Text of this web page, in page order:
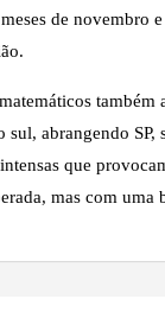
de novembro
sul, abrangendo
que
mas com